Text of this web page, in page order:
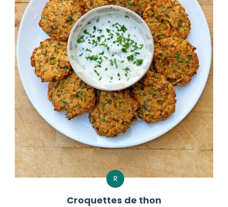
R
Croquettes de thon